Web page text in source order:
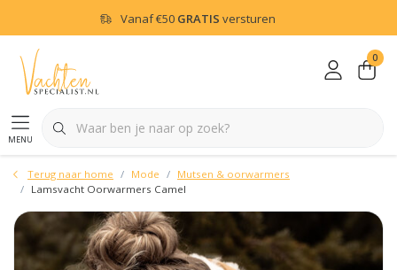
Vanaf€50 GRATIS versturen
menu
0
Terug naar home Mode
Mutsen & oorwarmers
Lamsvacht Oorwarmers Camel